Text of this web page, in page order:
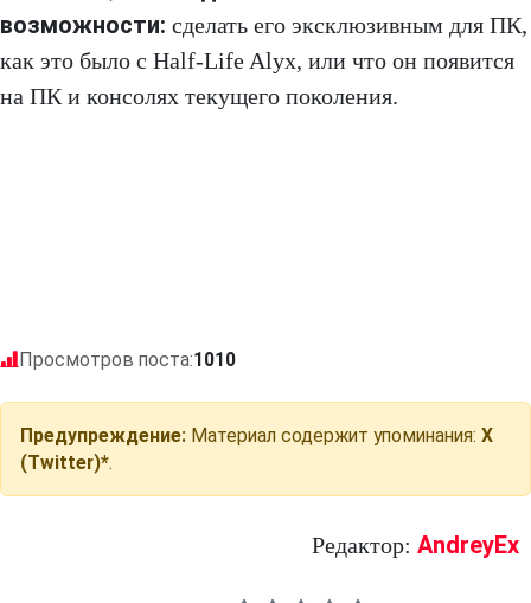
возможности: сделать его эксклюзивным для ПК,
как это было с Half-Life Alyx, или что он появится
на ПК и консолях текущего поколения.
Просмотров поста:1010
Предупреждение: Материал содержит упоминания: X
(Twitter)*.
Редактор: AndreyEx